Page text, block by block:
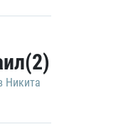
Никита